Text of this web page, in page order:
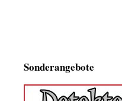
Sonderangebote